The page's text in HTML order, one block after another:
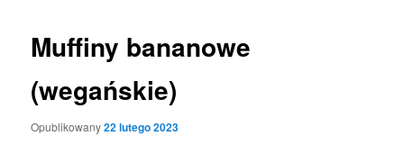
Muffiny bananowe
(wegańskie)
Opublikowany22 lutego 2023